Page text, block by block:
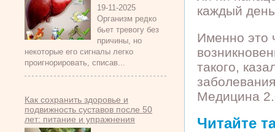
19-11-2025
Организм редко
бьет тревогу без
причины, но
некоторые его сигналы легко
проигнорировать, списав...
Как сохранить здоровье и
подвижность суставов после 50
лет: питание и упражнения
каждый
Именно это
такого,
Медицина
Читайте